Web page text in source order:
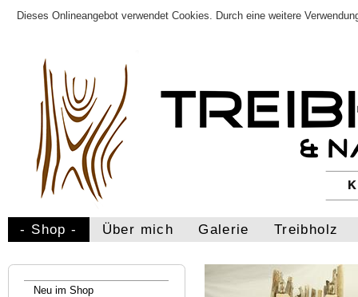
Dieses Onlineangebot verwendet Cookies. Durch eine weitere
- Shop - Über mich Galerie Treibholz
Neu im Shop